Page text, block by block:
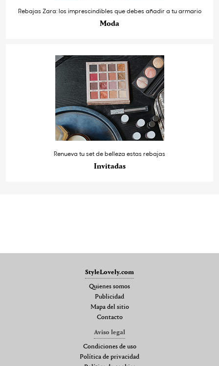
Rebajas Zara: los imprescindibles que debes añadir a tu armario
Moda
Renueva tu set de belleza estas rebajas
Invitadas
StyleLovely.com
Quienes somos
Publicidad
Mapa del sitio
Contacto
Aviso legal
Condiciones de uso
Política de privacidad